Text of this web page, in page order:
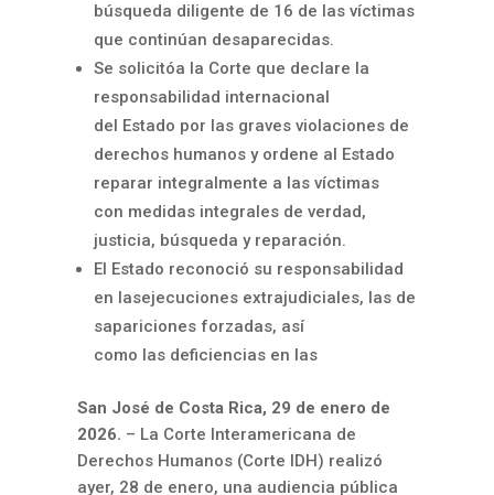
búsqueda diligente de 16 de las víctimas
que continúan desaparecidas.
Se solicitóa la Corte que declare la
responsabilidad internacional
del Estado por las graves violaciones de
derechos humanos y ordene al Estado
reparar integralmente a las víctimas
con medidas integrales de verdad,
justicia, búsqueda y reparación.
El Estado reconoció su responsabilidad
en lasejecuciones extrajudiciales, las de
sapariciones forzadas, así
como las deficiencias en las
San José de Costa Rica, 29 de enero de
2026. – La Corte Interamericana de
Derechos Humanos (Corte IDH) realizó
ayer, 28 de enero, una audiencia pública